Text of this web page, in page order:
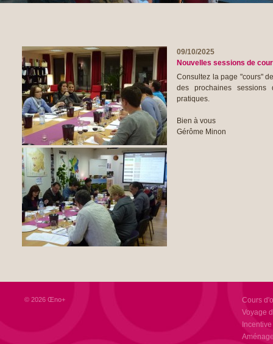
09/10/2025
Nouvelles sessions de
Consultez la page "cours"
des prochaines
pratiques.
Bien à vous
Gérôme Minon
© 2026 Œno+
Cours
Voyage